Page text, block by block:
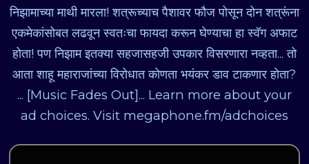
निझामाच्या माथी मारला! शत्रूच्याच पैशावर फौज पोसून दोन शत्रूंना
एकमेकांसोबत लढवून स्वतःचा फायदा करून घेण्याचा हा स्वॅग अफाट
होता! पण निझाम इतक्या सहजासहजी उपकार विसरणारा नव्हता... तो
आता शाहू महाराजांच्या विरोधात कोणता भयंकर डाव टाकणार होता?
... [Music Fades Out]... Learn more about your
ad choices. Visit megaphone.fm/adchoices